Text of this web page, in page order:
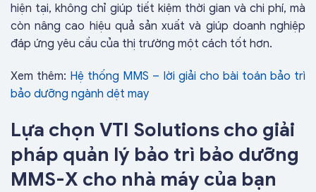
hiện tại, không chỉ giúp tiết kiệm thời gian và chi phí, mà
còn nâng cao hiệu quả sản xuất và giúp doanh nghiệp
đáp ứng yêu cầu của thị trường một cách tốt hơn.
Xem thêm: Hệ thống MMS – lời giải cho bài toán bảo trì
bảo dưỡng ngành dệt may
Lựa chọn VTI Solutions cho giải
pháp quản lý bảo trì bảo dưỡng
MMS-X cho nhà máy của bạn